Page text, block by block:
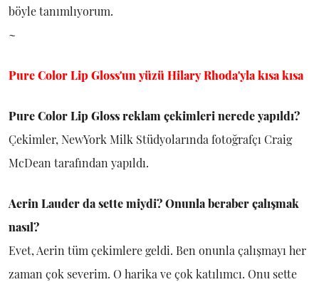
böyle tanımlıyorum.
~
Pure Color Lip Gloss'un yüzü Hilary Rhoda'yla kısa kısa
Pure Color Lip Gloss reklam çekimleri nerede yapıldı?
Çekimler, NewYork Milk Stüdyolarında fotoğrafçı Craig
McDean tarafından yapıldı.
Aerin Lauder da sette miydi? Onunla beraber çalışmak
nasıl?
Evet, Aerin tüm çekimlere geldi. Ben onunla çalışmayı her
zaman çok severim. O harika ve çok katılımcı. Onu sette